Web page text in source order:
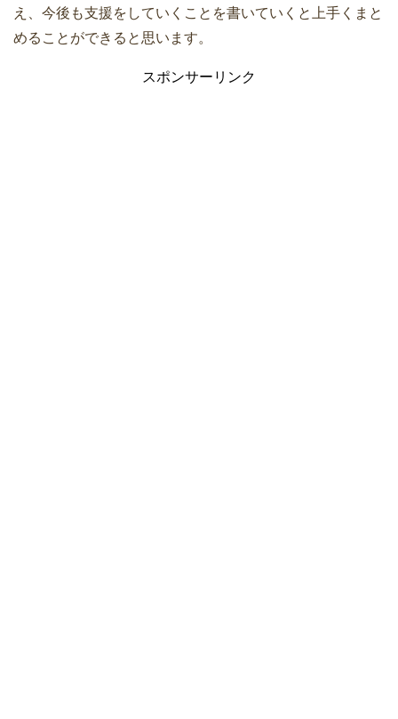
え、今後も支援をしていくことを書いていくと上手くまと
めることができると思います。
スポンサーリンク